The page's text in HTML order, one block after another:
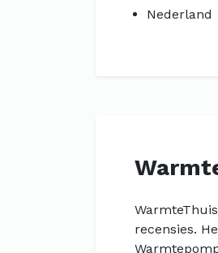
Nederland
recensies.